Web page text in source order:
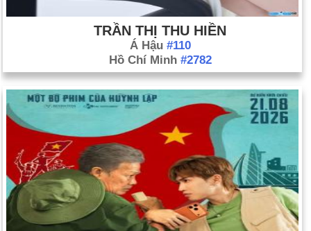
TRẦN THỊ THU HIỀN
Á Hậu #110
Hồ Chí Minh #2782